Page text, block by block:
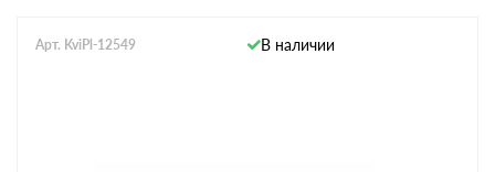
Арт. KviPl-12549 В наличии